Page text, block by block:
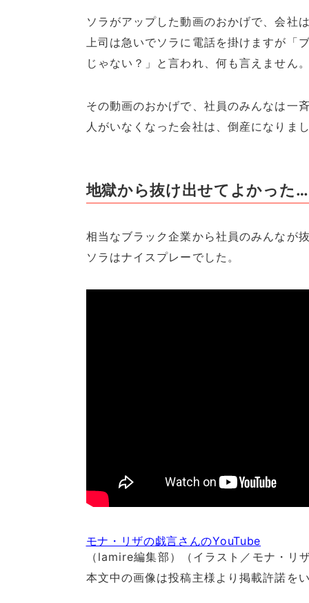
ソラがアップした動画のおかげで、会社
上司は急いでソラに電話を掛けますが「
じゃない？」と言われ、何も言えません
その動画のおかげで、社員のみんなは一
人がいなくなった会社は、倒産になりま
地獄から抜け出せてよかった…
相当なブラック企業から社員のみんなが
ソラはナイスプレーでした。
モナ・リザの戯言さんのYouTube
（lamire編集部）（イラスト／モナ・リ
本文中の画像は投稿主様より掲載許諾を